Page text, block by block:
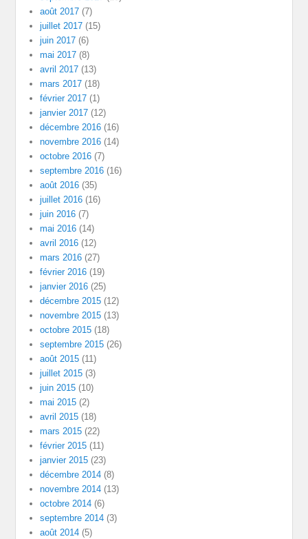
août 2017 (7)
juillet 2017 (15)
juin 2017 (6)
mai 2017 (8)
avril 2017 (13)
mars 2017 (18)
février 2017 (1)
janvier 2017 (12)
décembre 2016 (16)
novembre 2016 (14)
octobre 2016 (7)
septembre 2016 (16)
août 2016 (35)
juillet 2016 (16)
juin 2016 (7)
mai 2016 (14)
avril 2016 (12)
mars 2016 (27)
février 2016 (19)
janvier 2016 (25)
décembre 2015 (12)
novembre 2015 (13)
octobre 2015 (18)
septembre 2015 (26)
août 2015 (11)
juillet 2015 (3)
juin 2015 (10)
mai 2015 (2)
avril 2015 (18)
mars 2015 (22)
février 2015 (11)
janvier 2015 (23)
décembre 2014 (8)
novembre 2014 (13)
octobre 2014 (6)
septembre 2014 (3)
août 2014 (5)